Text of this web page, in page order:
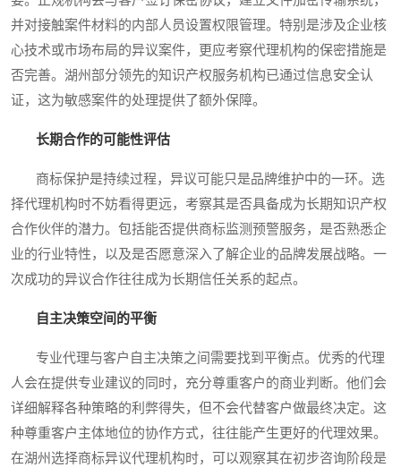
并对接触案件材料的内部人员设置权限管理。特别是涉及企业核
心技术或市场布局的异议案件，更应考察代理机构的保密措施是
否完善。湖州部分领先的知识产权服务机构已通过信息安全认
证，这为敏感案件的处理提供了额外保障。
长期合作的可能性评估
商标保护是持续过程，异议可能只是品牌维护中的一环。选
择代理机构时不妨看得更远，考察其是否具备成为长期知识产权
合作伙伴的潜力。包括能否提供商标监测预警服务，是否熟悉企
业的行业特性，以及是否愿意深入了解企业的品牌发展战略。一
次成功的异议合作往往成为长期信任关系的起点。
自主决策空间的平衡
专业代理与客户自主决策之间需要找到平衡点。优秀的代理
人会在提供专业建议的同时，充分尊重客户的商业判断。他们会
详细解释各种策略的利弊得失，但不会代替客户做最终决定。这
种尊重客户主体地位的协作方式，往往能产生更好的代理效果。
在湖州选择商标异议代理机构时，可以观察其在初步咨询阶段是